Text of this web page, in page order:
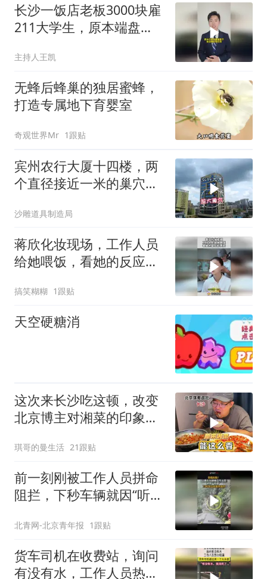
长沙一饭店老板3000块雇
211大学生，原本端盘
主持人王凯
无蜂后蜂巢的独居蜜蜂，
打造专属地下育婴室
奇观世界Mr 1跟贴
宾州农行大厦十四楼，两
个直径接近一米的巢穴，
沙雕道具制造局
蒋欣化妆现场，工作人员
给她喂饭，看她的反应好
搞笑糊糊 1跟贴
天空硬糖消
这次来长沙吃这顿，改变
北京博主对湘菜的印象
琪哥的曼生活 21跟贴
前一刻刚被工作人员拼命
阻拦，下秒车辆就因“听
北青网-北京青年报 1跟贴
货车司机在收费站，询问
有没有水，工作人员热心